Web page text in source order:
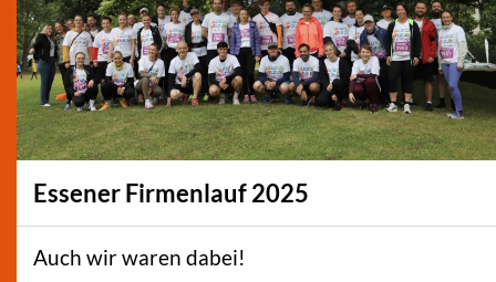
Essener Firmenlauf 2025
Auch wir waren dabei!